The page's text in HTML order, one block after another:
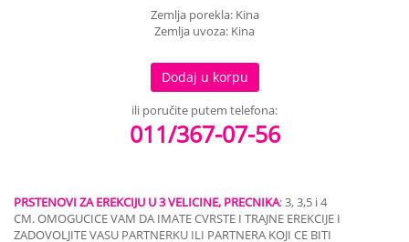
Zemlja porekla: Kina
Zemlja uvoza: Kina
Dodaj u korpu
ili poručite putem telefona:
011/367-07-56
PRSTENOVI ZA EREKCIJU U 3 VELICINE, PRECNIKA: 3, 3,5 i 4
CM.OMOGUCICE VAM DA IMATE CVRSTE I TRAJNE EREKCIJE I
ZADOVOLJITE VASU PARTNERKU ILI PARTNERA KOJI CE BITI